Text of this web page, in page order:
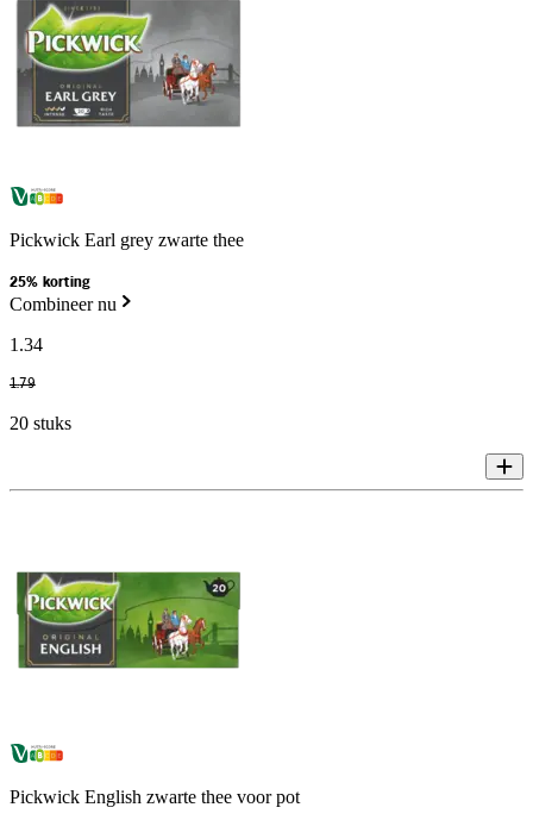
Pickwick Earl grey zwarte thee
25% korting
Combineer nu
1.34
1.79
20 stuks
Pickwick English zwarte thee voor pot